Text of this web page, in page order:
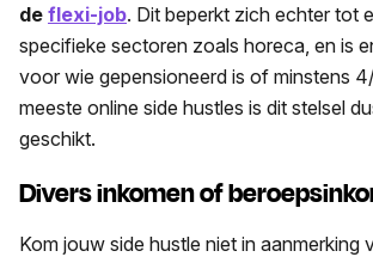
de flexi-job. Dit beperkt zich echter tot
specifieke sectoren zoals horeca, en is
voor wie gepensioneerd is of minstens
meeste online side hustles is dit stelsel
geschikt.
Divers inkomen of
Kom jouw side hustle niet in aanmerking